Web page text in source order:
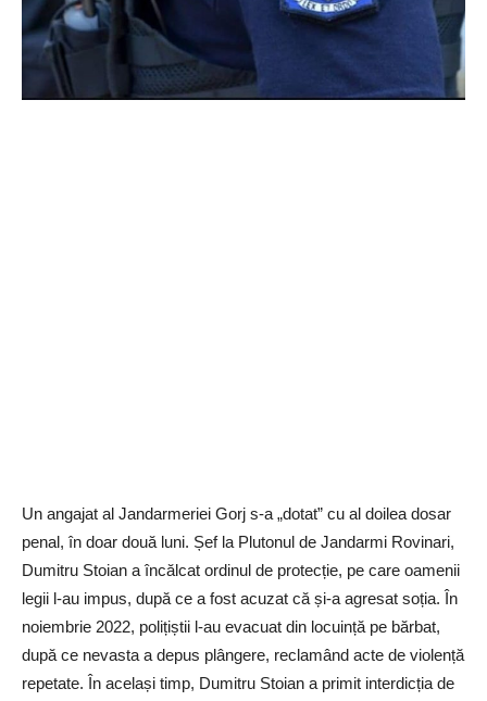
Un angajat al Jandarmeriei Gorj s-a „dotat” cu al doilea dosar
penal, în doar două luni. Șef la Plutonul de Jandarmi Rovinari,
Dumitru Stoian a încălcat ordinul de protecție, pe care oamenii
legii l-au impus, după ce a fost acuzat că și-a agresat soția. În
noiembrie 2022, polițiștii l-au evacuat din locuință pe bărbat,
după ce nevasta a depus plângere, reclamând acte de violență
repetate. În același timp, Dumitru Stoian a primit interdicția de